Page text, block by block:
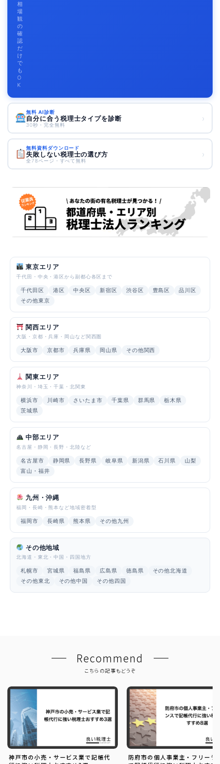
相
場
観
の
確
認
だ
け
で
も
O
K
無料 AI診断
自分に合う税理士タイプを診断
30秒・完全無料
›
無料資料ダウンロード
失敗しない税理士の選び方
全78ページ・すべて無料
›
東京エリア
千代田・中央・港区から副都心各区まで
千代田区 港区 中央区 新宿区 渋谷区 豊島区
品川区
その他東京
関西エリア
大阪・京都・兵庫・岡山など関西圏
大阪市 京都市 兵庫県 岡山県 その他関西
関東エリア
神奈川・埼玉・千葉・北関東
横浜市 川崎市 さいたま市 千葉県 群馬県
栃木県
茨城県
中部エリア
名古屋・静岡・長野・北陸など
名古屋市 静岡県 長野県 岐阜県 新潟県 石川県
山梨
富山・福井
九州・沖縄
福岡・長崎・熊本など地域密着型
福岡市 長崎県 熊本県 その他九州
その他地域
北海道・東北・中国・四国地方
札幌市 宮城県 福島県 広島県 徳島県
その他北海道
その他東北
その他中国 その他四国
Recommend
こちらの記事もどうぞ
神戸市の小売・サービス業で記帳代
防府市の個人事業主・フリーラ